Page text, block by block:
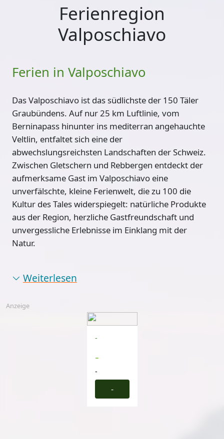
Ferienregion
Valposchiavo
Ferien in Valposchiavo
Das Valposchiavo ist das südlichste der 150 Täler
Graubündens. Auf nur 25 km Luftlinie, vom
Berninapass hinunter ins mediterran angehauchte
Veltlin, entfaltet sich eine der
abwechslungsreichsten Landschaften der Schweiz.
Zwischen Gletschern und Rebbergen entdeckt der
aufmerksame Gast im Valposchiavo eine
unverfälschte, kleine Ferienwelt, die zu 100 die
Kultur des Tales widerspiegelt: natürliche Produkte
aus der Region, herzliche Gastfreundschaft und
unvergessliche Erlebnisse im Einklang mit der
Natur.
Weiterlesen
Anzeige
-
-
-
-